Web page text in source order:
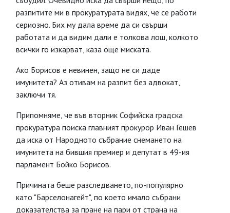
разпитите ми в прокуратурата видях, че се работи
сериозно. Бих му дала време да си свърши
работата и да видим дали е толкова лош, колкото
всички го изкарват, каза още миската.
Ако Борисов е невинен, защо не си даде
имунитета? Аз отивам на разпит без адвокат,
заключи тя.
Припомняме, че във вторник Софийска градска
прокуратура поиска главният прокурор Иван Гешев
да иска от Народното събрание снемането на
имунитета на бившия премиер и депутат в 49-ия
парламент Бойко Борисов.
Причината беше разследването, по-популярно
като "Барселонагейт", по което имало събрани
доказателства за пране на пари от страна на